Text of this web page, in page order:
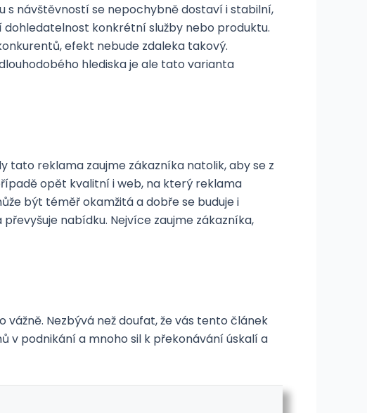
s návštěvností se nepochybně dostaví i stabilní,
dohledatelnost konkrétní služby nebo produktu.
efekt nebude zdaleka takový.
hlediska je ale tato varianta
tato reklama zaujme zákazníka natolik, aby se z
opět kvalitní i web, na který reklama
být téměř okamžitá a dobře se buduje i
nabídku. Nejvíce zaujme zákazníka,
Nezbývá než doufat, že vás tento článek
v podnikání a mnoho sil k překonávání úskalí a